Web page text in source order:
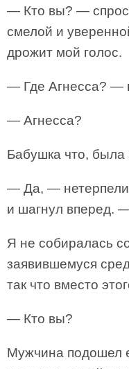
— Кто вы? —
смелой и
дрожит мой голос.
— Где Агнесса? —
— Агнесса?
Бабушка что, была
— Да, —
и шагнул вперед.
Я не собиралась
заявившемуся
так что вместо
— Кто вы?
Мужчина подошел